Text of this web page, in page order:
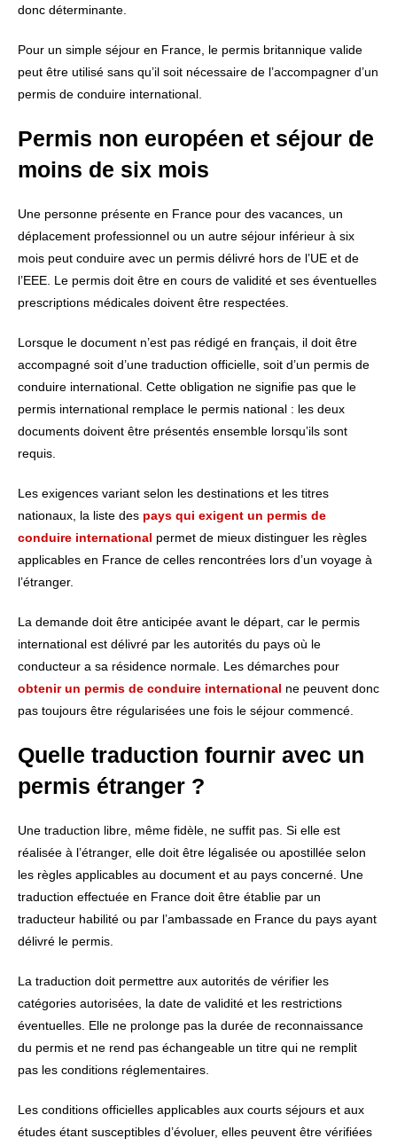
donc déterminante.
Pour un simple séjour en France, le permis britannique valide
peut être utilisé sans qu’il soit nécessaire de l’accompagner d’un
permis de conduire international.
Permis non européen et séjour de
moins de six mois
Une personne présente en France pour des vacances, un
déplacement professionnel ou un autre séjour inférieur à six
mois peut conduire avec un permis délivré hors de l’UE et de
l’EEE. Le permis doit être en cours de validité et ses éventuelles
prescriptions médicales doivent être respectées.
Lorsque le document n’est pas rédigé en français, il doit être
accompagné soit d’une traduction officielle, soit d’un permis de
conduire international. Cette obligation ne signifie pas que le
permis international remplace le permis national : les deux
documents doivent être présentés ensemble lorsqu’ils sont
requis.
Les exigences variant selon les destinations et les titres
nationaux, la liste des pays qui exigent un permis de
conduire international permet de mieux distinguer les règles
applicables en France de celles rencontrées lors d’un voyage à
l’étranger.
La demande doit être anticipée avant le départ, car le permis
international est délivré par les autorités du pays où le
conducteur a sa résidence normale. Les démarches pour
obtenir un permis de conduire international ne peuvent donc
pas toujours être régularisées une fois le séjour commencé.
Quelle traduction fournir avec un
permis étranger ?
Une traduction libre, même fidèle, ne suffit pas. Si elle est
réalisée à l’étranger, elle doit être légalisée ou apostillée selon
les règles applicables au document et au pays concerné. Une
traduction effectuée en France doit être établie par un
traducteur habilité ou par l’ambassade en France du pays ayant
délivré le permis.
La traduction doit permettre aux autorités de vérifier les
catégories autorisées, la date de validité et les restrictions
éventuelles. Elle ne prolonge pas la durée de reconnaissance
du permis et ne rend pas échangeable un titre qui ne remplit
pas les conditions réglementaires.
Les conditions officielles applicables aux courts séjours et aux
études étant susceptibles d’évoluer, elles peuvent être vérifiées